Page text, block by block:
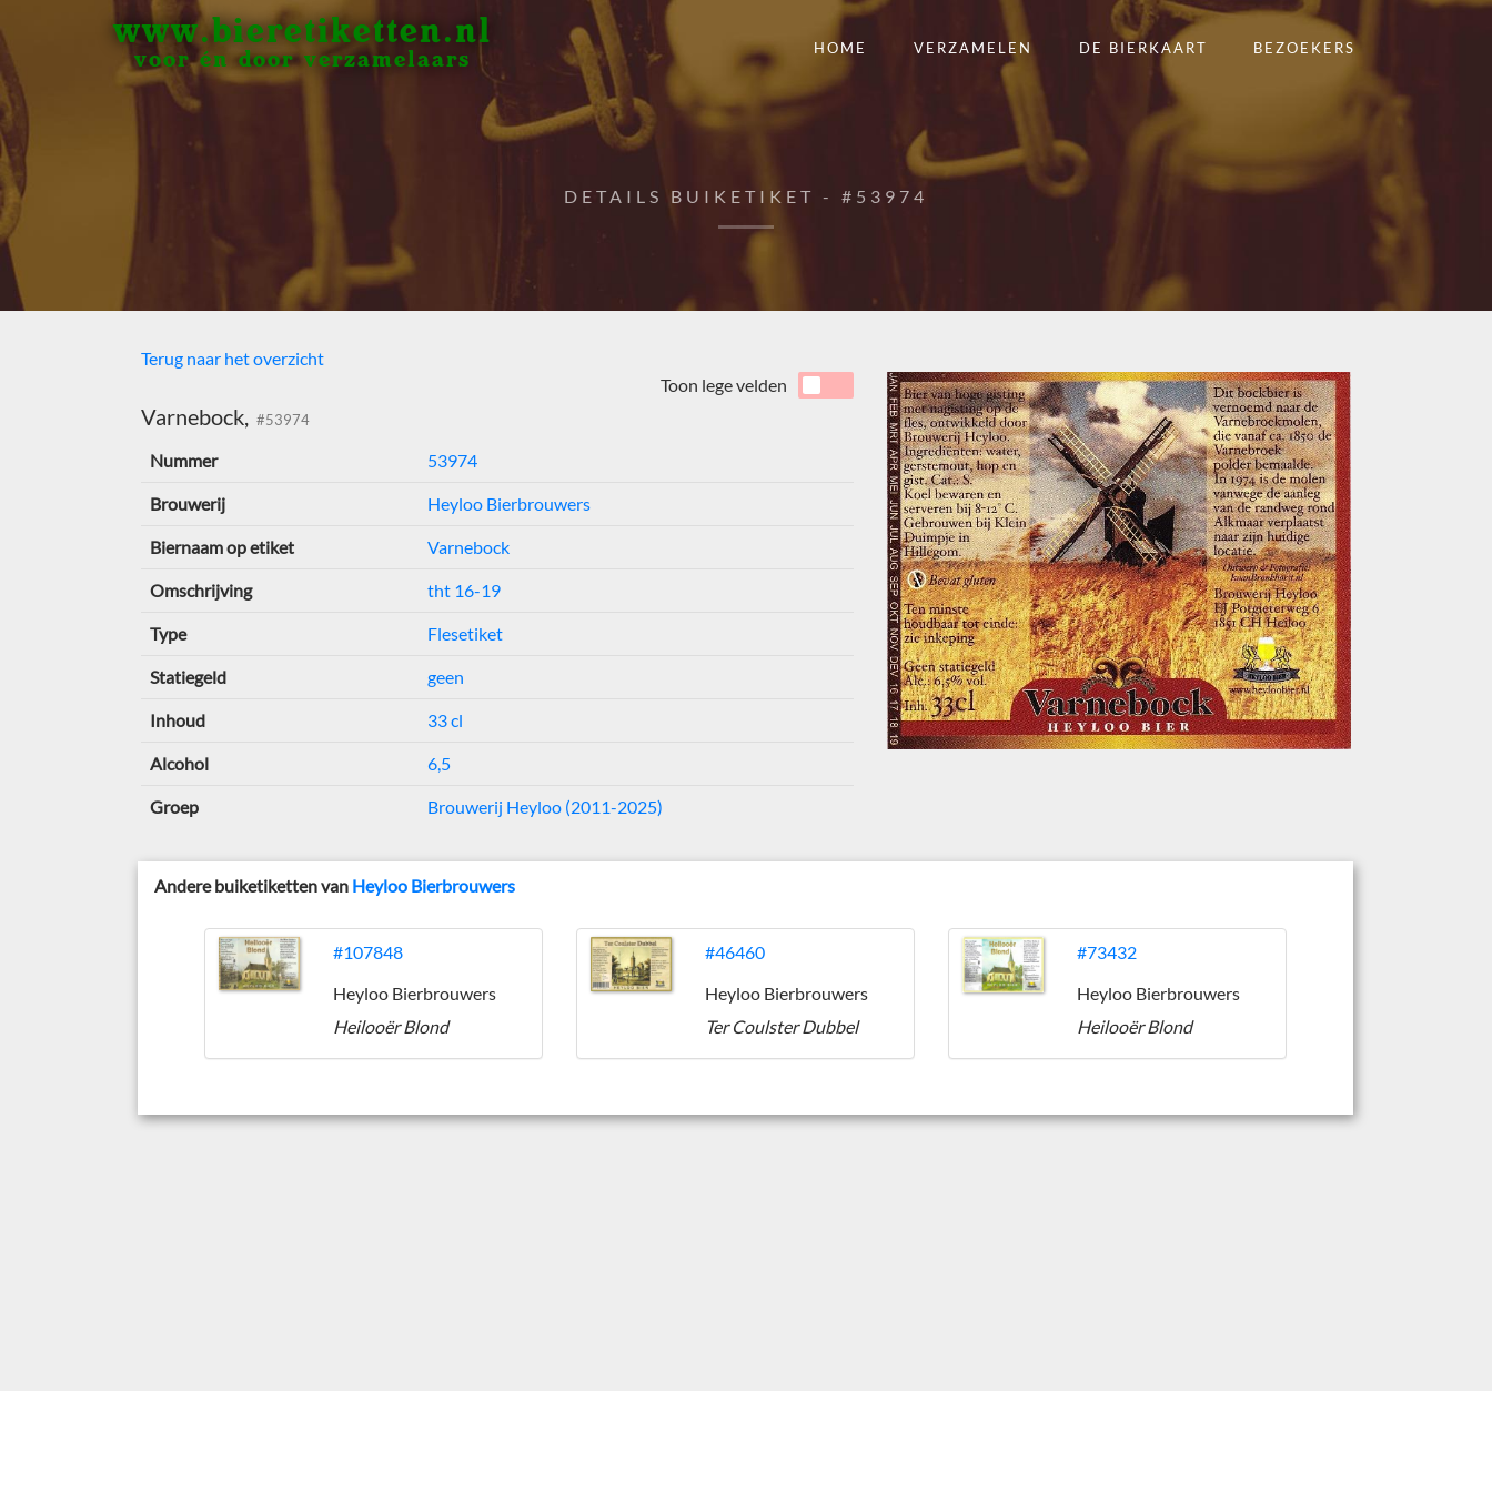
www.bieretiketten.nl
voor én door verzamelaars
HOME VERZAMELEN DE BIERKAART BEZOEKERS
DETAILS BUIKETIKET - #53974
Terug naar het overzicht
Varnebock, #53974
Toon lege velden
Nummer 53974
Brouwerij Heyloo Bierbrouwers
Biernaam op etiket Varnebock
Omschrijving tht 16-19
Type Flesetiket
Statiegeld geen
Inhoud 33 cl
Alcohol 6,5
Groep Brouwerij Heyloo (2011-2025)
Andere buiketiketten van Heyloo Bierbrouwers
#107848
Heyloo Bierbrouwers
Heilooër Blond
#46460
Heyloo Bierbrouwers
Ter Coulster Dubbel
#73432
Heyloo Bierbrouwers
Heilooër Blond